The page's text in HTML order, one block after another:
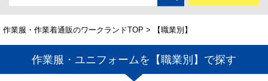
作業服・作業着通販のワークランドTOP > 【職業別】
作業服・ユニフォームを【職業別】で探す